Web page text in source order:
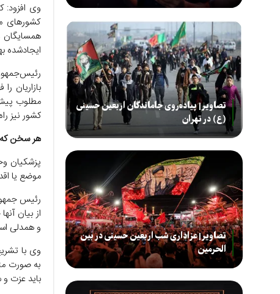
وی افزود:
کشورهای
همسایگان
ایجادشده
بازاریان
مطلوب
کشور نیز
هر سخن
پزشکیان
موضع یا
رئیس
از بیان
و همدلی
وی با
به صورت
باید عزت
تصاویر| پیاده‌روی جاماندگان اربعین حسینی
(ع) در تهران
تصاویر| عزاداری شب اربعین حسینی در بین
الحرمین